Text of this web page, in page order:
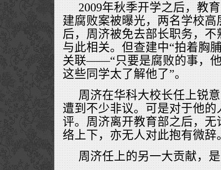
2009年秋季开学之后，教
建腐败案被曝光，两名学校
后，周济被免去部长职务，
与此相关。但查建中“拍着胸
关联——“只要是腐败的事，
这些同学太了解他了”。
周济在华科大校长任上锐
遭到不少非议。可是对于他
评。周济离开教育部之后，
络上下，亦无人对此抱有微辞
周济任上的另一大贡献，